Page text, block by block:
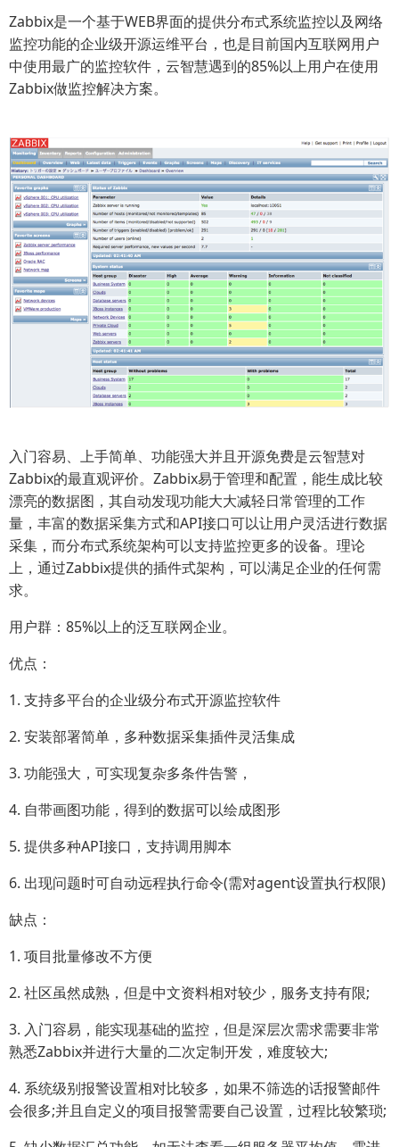
Zabbix是一个基于WEB界面的提供分布式系统监控以及网络
监控功能的企业级开源运维平台，也是目前国内互联网用户
中使用最广的监控软件，云智慧遇到的85%以上用户在使用
Zabbix做监控解决方案。
入门容易、上手简单、功能强大并且开源免费是云智慧对
Zabbix的最直观评价。Zabbix易于管理和配置，能生成比较
漂亮的数据图，其自动发现功能大大减轻日常管理的工作
量，丰富的数据采集方式和API接口可以让用户灵活进行数据
采集，而分布式系统架构可以支持监控更多的设备。理论
上，通过Zabbix提供的插件式架构，可以满足企业的任何需
求。
用户群：85%以上的泛互联网企业。
优点：
1. 支持多平台的企业级分布式开源监控软件
2. 安装部署简单，多种数据采集插件灵活集成
3. 功能强大，可实现复杂多条件告警，
4. 自带画图功能，得到的数据可以绘成图形
5. 提供多种API接口，支持调用脚本
6. 出现问题时可自动远程执行命令(需对agent设置执行权限)
缺点：
1. 项目批量修改不方便
2. 社区虽然成熟，但是中文资料相对较少，服务支持有限;
3. 入门容易，能实现基础的监控，但是深层次需求需要非常
熟悉Zabbix并进行大量的二次定制开发，难度较大;
4. 系统级别报警设置相对比较多，如果不筛选的话报警邮件
会很多;并且自定义的项目报警需要自己设置，过程比较繁琐;